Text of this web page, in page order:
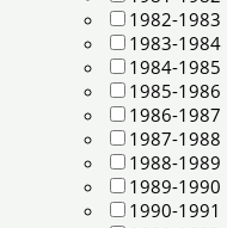
1982-1983
1983-1984
1984-1985
1985-1986
1986-1987
1987-1988
1988-1989
1989-1990
1990-1991